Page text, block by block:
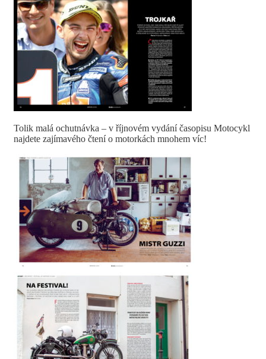
Tolik malá ochutnávka – v říjnovém vydání časopisu Motocykl
najdete zajímavého čtení o motorkách mnohem víc!